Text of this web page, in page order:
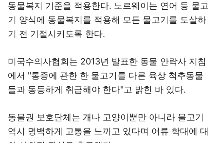
동물복지 기준을 적용한다. 노르웨이는 연어 등 물고
기 양식에 동물복지를 적용해 모든 물고기를 도살하
기 전 기절시키도록 한다.
미국수의사협회는 2013년 발표한 동물 안락사 지침
에서 "통증에 관한 한 물고기를 다른 육상 척추동물
들과 동등하게 취급해야 한다"고 밝힌 바 있다.
동물권 보호단체는 개나 고양이뿐만 아니라 물고기
역시 명백하게 고통을 느끼고 있다며 어류 학대에 대